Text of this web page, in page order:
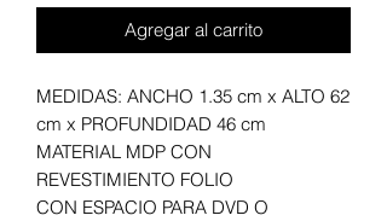
Agregar al carrito
MEDIDAS: ANCHO 1.35 cm x ALTO 62
cm x PROFUNDIDAD 46 cm
MATERIAL MDP CON
REVESTIMIENTO FOLIO
CON ESPACIO PARA DVD O